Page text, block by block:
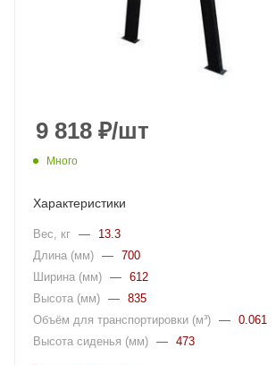
9 818 ₽/шт
Много
Характеристики
Вес, кг —
13.3
Длина (мм) — 700
Ширина (мм) — 612
Высота (мм) — 835
Объём для транспортировки (м³) — 0.061
Высота сиденья (мм) — 473